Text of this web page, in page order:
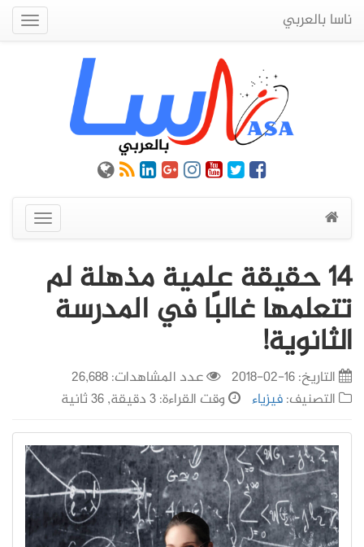
ناسا بالعربي
عرض
القائمة
14 حقيقة علمية مذهلة لم
تتعلمها غالبًا في المدرسة
الثانوية!
التاريخ:16-02-2018
عدد المشاهدات: 26,688
التصنيف:فيزياء وقت القراءة: 3 دقيقة, 36 ثانية